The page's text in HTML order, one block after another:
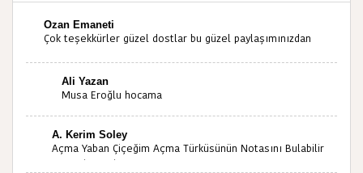
Ozan Emaneti
Çok teşekkürler güzel dostlar bu güzel paylaşımınızdan
ölmeyecektir tekrar teşekkürler saygılarımla
Ali Yazan
Musa Eroğlu hocama
A. Kerim Soley
Açma Yaban Çiçeğim Açma Türküsünün Notasını Bulabilir
miyiz ?İlginiz İçin Şimdiden Teşekkürler.